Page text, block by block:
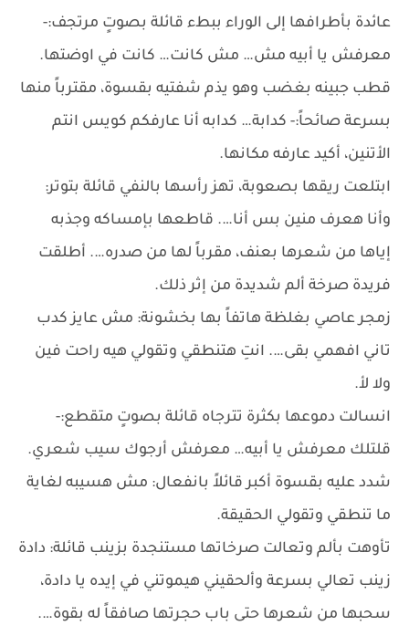
عائدة بأطرافها إلى الوراء ببطء قائلة بصوتٍ مرتجف:-
معرفش يا أبيه مش… مش كانت… كانت في اوضتها.
قطب جبينه بغضب وهو يذم شفتيه بقسوة، مقترباً منها
بسرعة صائحاً:- كدابة… كدابه أنا عارفكم كويس انتم
الأتنين، أكيد عارفه مكانها.
ابتلعت ريقها بصعوبة، تهز رأسها بالنفي قائلة بتوتر:
وأنا هعرف منين بس أنا…. قاطعها بإمساكه وجذبه
إياها من شعرها بعنف، مقرباً لها من صدره…. أطلقت
فريدة صرخة ألم شديدة من إثر ذلك.
زمجر عاصي بغلظة هاتفاً بها بخشونة: مش عايز كدب
تاني افهمي بقى…. انتِ هتنطقي وتقولي هيه راحت فين
ولا لأ.
انسالت دموعها بكثرة تترجاه قائلة بصوتٍ متقطع:-
قلتلك معرفش يا أبيه… معرفش أرجوك سيب شعري.
شدد عليه بقسوة أكبر قائلاً بانفعال: مش هسيبه لغاية
ما تنطقي وتقولي الحقيقة.
تأوهت بألم وتعالت صرخاتها مستنجدة بزينب قائلة: دادة
زينب تعالي بسرعة وألحقيني هيموتني في إيده يا دادة،
سحبها من شعرها حتى باب حجرتها صافقاً له بقوة….